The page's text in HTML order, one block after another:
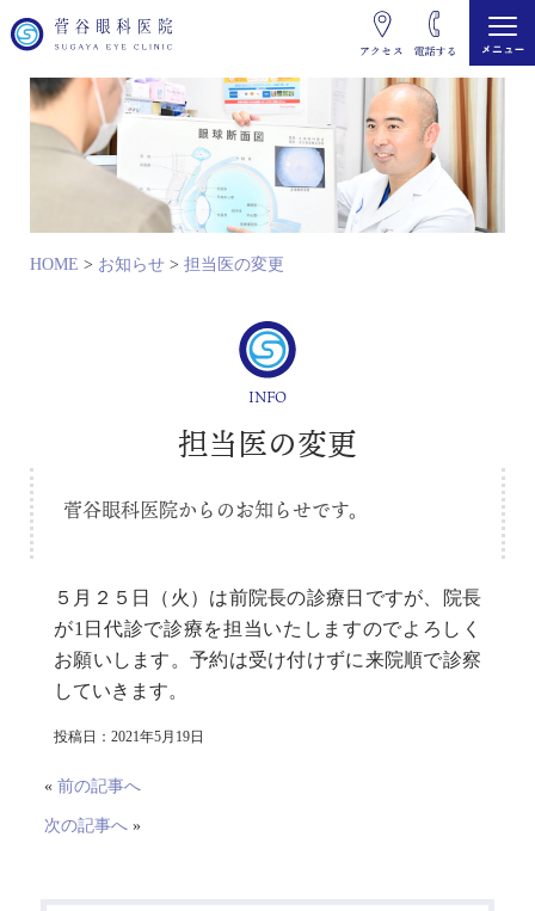
HOME > お知らせ > 担当医の変更
INFO
担当医の変更
菅谷眼科医院からのお知らせです。
５月２５日（火）は前院長の診療日ですが、院長
が1日代診で診療を担当いたしますのでよろしく
お願いします。予約は受け付けずに来院順で診察
していきます。
投稿日：2021年5月19日
« 前の記事へ
次の記事へ »